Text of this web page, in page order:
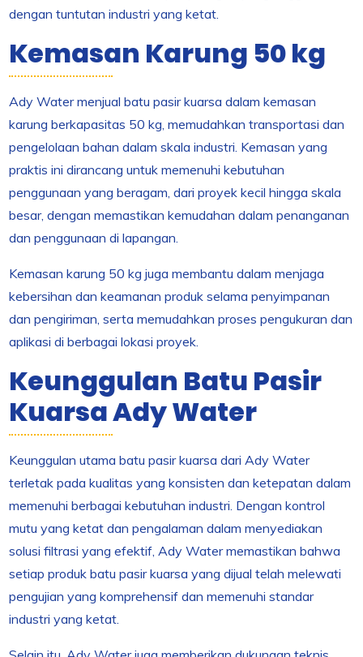
dengan tuntutan industri yang ketat.
Kemasan Karung 50 kg
Ady Water menjual batu pasir kuarsa dalam kemasan
karung berkapasitas 50 kg, memudahkan transportasi dan
pengelolaan bahan dalam skala industri. Kemasan yang
praktis ini dirancang untuk memenuhi kebutuhan
penggunaan yang beragam, dari proyek kecil hingga skala
besar, dengan memastikan kemudahan dalam penanganan
dan penggunaan di lapangan.
Kemasan karung 50 kg juga membantu dalam menjaga
kebersihan dan keamanan produk selama penyimpanan
dan pengiriman, serta memudahkan proses pengukuran dan
aplikasi di berbagai lokasi proyek.
Keunggulan Batu Pasir
Kuarsa Ady Water
Keunggulan utama batu pasir kuarsa dari Ady Water
terletak pada kualitas yang konsisten dan ketepatan dalam
memenuhi berbagai kebutuhan industri. Dengan kontrol
mutu yang ketat dan pengalaman dalam menyediakan
solusi filtrasi yang efektif, Ady Water memastikan bahwa
setiap produk batu pasir kuarsa yang dijual telah melewati
pengujian yang komprehensif dan memenuhi standar
industri yang ketat.